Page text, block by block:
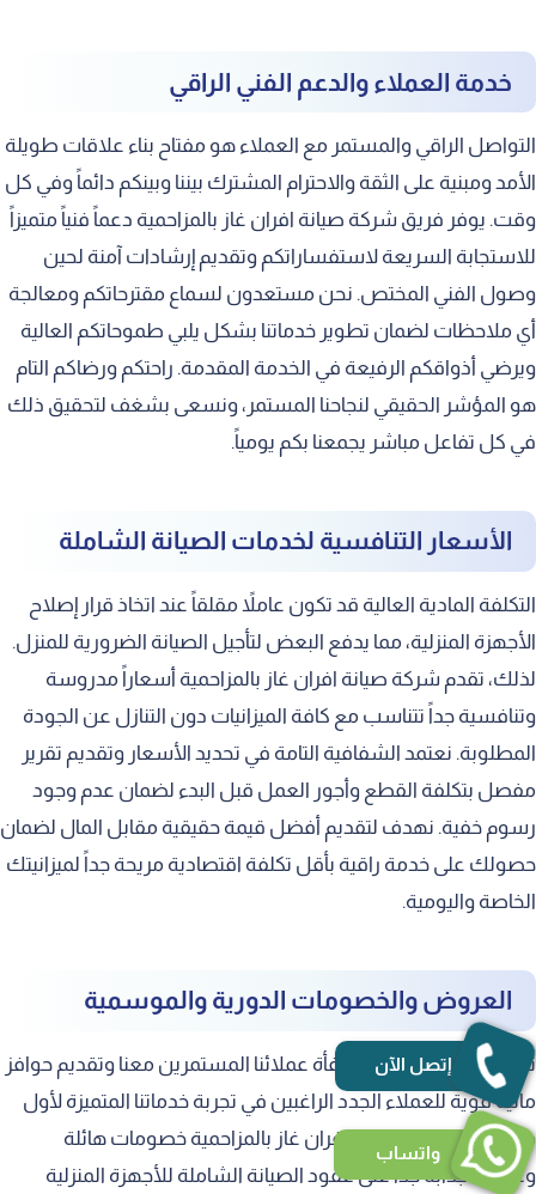
خدمة العملاء والدعم الفني الراقي
التواصل الراقي والمستمر مع العملاء هو مفتاح بناء علاقات طويلة
الأمد ومبنية على الثقة والاحترام المشترك بيننا وبينكم دائماً وفي كل
وقت. يوفر فريق شركة صيانة افران غاز بالمزاحمية دعماً فنياً متميزاً
للاستجابة السريعة لاستفساراتكم وتقديم إرشادات آمنة لحين
وصول الفني المختص. نحن مستعدون لسماع مقترحاتكم ومعالجة
أي ملاحظات لضمان تطوير خدماتنا بشكل يلبي طموحاتكم العالية
ويرضي أذواقكم الرفيعة في الخدمة المقدمة. راحتكم ورضاكم التام
هو المؤشر الحقيقي لنجاحنا المستمر، ونسعى بشغف لتحقيق ذلك
في كل تفاعل مباشر يجمعنا بكم يومياً.
الأسعار التنافسية لخدمات الصيانة الشاملة
التكلفة المادية العالية قد تكون عاملاً مقلقاً عند اتخاذ قرار إصلاح
الأجهزة المنزلية، مما يدفع البعض لتأجيل الصيانة الضرورية للمنزل.
لذلك، تقدم شركة صيانة افران غاز بالمزاحمية أسعاراً مدروسة
وتنافسية جداً تتناسب مع كافة الميزانيات دون التنازل عن الجودة
المطلوبة. نعتمد الشفافية التامة في تحديد الأسعار وتقديم تقرير
مفصل بتكلفة القطع وأجور العمل قبل البدء لضمان عدم وجود
رسوم خفية. نهدف لتقديم أفضل قيمة حقيقية مقابل المال لضمان
حصولك على خدمة راقية بأقل تكلفة اقتصادية مريحة جداً لميزانيتك
الخاصة واليومية.
العروض والخصومات الدورية والموسمية
نسعى دائماً بشغف لمكافأة عملائنا المستمرين معنا وتقديم حوافز
مالية قوية للعملاء الجدد الراغبين في تجربة خدماتنا المتميزة لأول
مرة. تطرح شركة صيانة افران غاز بالمزاحمية خصومات هائلة
وعروضاً جذابة جداً على عقود الصيانة الشاملة للأجهزة المنزلية
إتصل الآن
واتساب